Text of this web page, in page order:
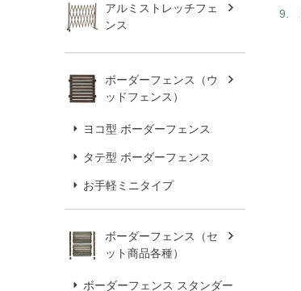
アルミストレッチフェ
ンス
ボーダーフェンス（ウ
ッドフェンス）
ヨコ型 ボーダーフェンス
タテ型 ボーダーフェンス
お手軽ミニタイプ
ボーダーフェンス（セ
ット商品各種）
ボーダーフェンス スタンダー